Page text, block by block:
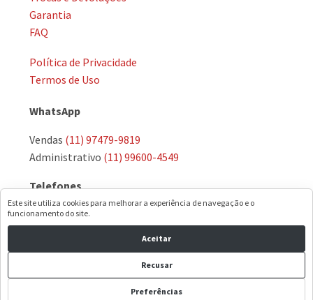
Este site utiliza cookies para melhorar a experiência de navegação e o
funcionamento do site.
Aceitar
Recusar
Preferências
Garantia
FAQ
Política de Privacidade
Termos de Uso
WhatsApp
Vendas (11) 97479-9819
Administrativo (11) 99600-4549
Telefones
(11) 3974-8951
comercial@dormetal.com.br